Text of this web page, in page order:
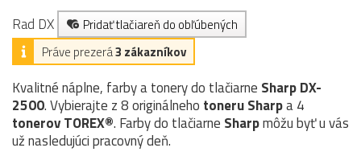
Rad DX
Pridať tlačiareň do obľúbených
Práve prezerá3 zákazníkov
Kvalitné náplne, farby a tonery do tlačiarne Sharp DX-
2500. Vybierajte z 8 originálneho toneruSharpa 4
tonerov TOREX®. Farby do tlačiarne Sharpmôžu byť u vás
už nasledujúci pracovný deň.